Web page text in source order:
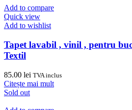
300.00 lei.
Add to compare
Quick view
Add to wishlist
Tapet lavabil , vinil , pentru
Textil
85.00 lei TVA inclus
Citește mai mult
Sold out